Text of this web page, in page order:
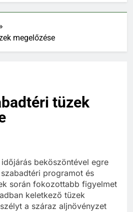
megelőzése
tüzek
beköszöntével egre
programot és
során fokozottabb figyelmet
keletkező tüzek
a száraz aljnövényzet